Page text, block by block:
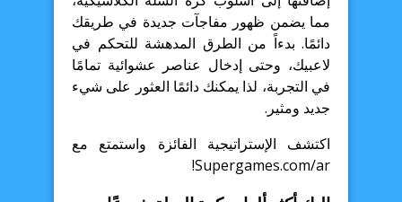
مما يضمن ظهور مفاجآت جديدة في طريقك
دائمًا. بدءاً من الطرق المدهشة للتحكم في
لاعبيك، وحتى إدخال عناصر عشوائية تمامًا
في التجربة، لذا يمكنك دائمًا العثور على شيء
جديد ومثير.
اكتشف الإستراتيجية الفائزة واستمتع مع
Supergames.com/ar!